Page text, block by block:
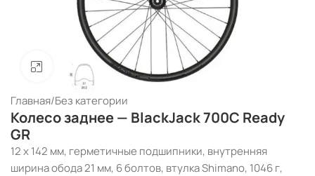
Нажмите, чтобы увеличить
Главная/Без категории
Колесо заднее — BlackJack 700C Ready
GR
12 x 142 мм, герметичные подшипники, внутренняя
ширина обода 21 мм, 6 болтов, втулка Shimano, 1046 г,